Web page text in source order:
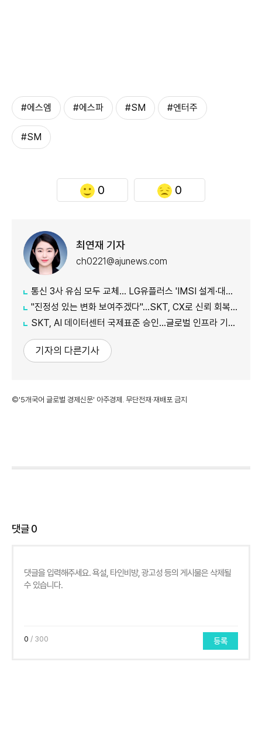
#에스엠 #에스파 #SM #엔터주
#SM
0 0
최연재 기자
ch0221@ajunews.com
통신 3사 유심 모두 교체… LG유플러스 'IMSI 설계·대응 시점' 놓고 갑론을박
"진정성 있는 변화 보여주겠다"…SKT, CX로 신뢰 회복 나선다
SKT, AI 데이터센터 국제표준 승인…글로벌 인프라 기준 제시
기자의 다른기사
©'5개국어 글로벌 경제신문' 아주경제. 무단전재·재배포 금지
댓글0
0 / 300 등록